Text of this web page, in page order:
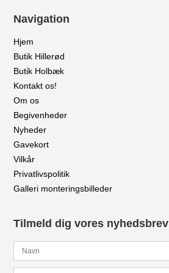
Navigation
Hjem
Butik Hillerød
Butik Holbæk
Kontakt os!
Om os
Begivenheder
Nyheder
Gavekort
Vilkår
Privatlivspolitik
Galleri monteringsbilleder
Tilmeld dig vores nyhedsbrev